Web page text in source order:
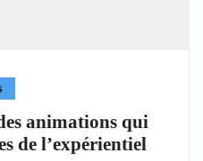
animations qui
de l’expérientiel